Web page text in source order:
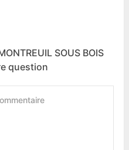
SOUS BOIS
question